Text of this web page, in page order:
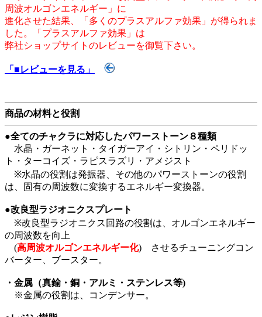
周波オルゴンエネルギー」に
進化させた結果、「多くのプラスアルファ効果」が得られま
した。「プラスアルファ効果」は
弊社ショップサイトのレビューを御覧下さい。
「■レビューを見る」
商品の材料と役割
●全てのチャクラに対応したパワーストーン８種類
水晶・ガーネット・タイガーアイ・シトリン・ペリドッ
ト・ターコイズ・ラピスラズリ・アメジスト
※水晶の役割は発振器、その他のパワーストーンの役割
は、固有の周波数に変換するエネルギー変換器。
●改良型ラジオニクスプレート
※改良型ラジオニクス回路の役割は、オルゴンエネルギー
の周波数を向上
(高周波オルゴンエネルギー化) させるチューニングコン
バーター、ブースター。
・金属（真鍮・銅・アルミ・ステンレス等)
※金属の役割は、コンデンサー。